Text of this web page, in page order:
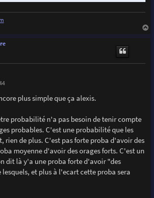
plus simple que ça alexis.
probabilité n'a pas besoin de tenir compte
probables. C'est une probabilité que les
rien de plus. C'est pas forte proba d'avoir des
moyenne d'avoir des orages forts. C'est un
dit là y'a une proba forte d'avoir "des
et plus à l'ecart cette proba sera